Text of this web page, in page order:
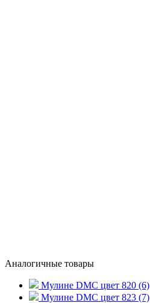
Аналогичные товары
Мулине DMC цвет 820 (6)
Мулине DMC цвет 823 (7)